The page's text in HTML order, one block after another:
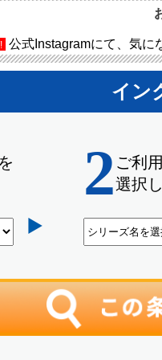
公式Instagramにて、気に